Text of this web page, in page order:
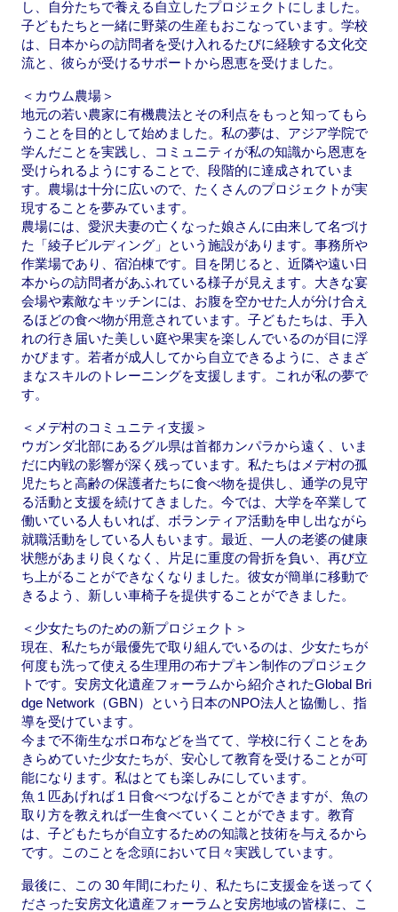
し、自分たちで養える自立したプロジェクトにしました。
子どもたちと一緒に野菜の生産もおこなっています。学校
は、日本からの訪問者を受け入れるたびに経験する文化交
流と、彼らが受けるサポートから恩恵を受けました。
＜カウム農場＞
地元の若い農家に有機農法とその利点をもっと知ってもら
うことを目的として始めました。私の夢は、アジア学院で
学んだことを実践し、コミュニティが私の知識から恩恵を
受けられるようにすることで、段階的に達成されていま
す。農場は十分に広いので、たくさんのプロジェクトが実
現することを夢みています。
農場には、愛沢夫妻の亡くなった娘さんに由来して名づけ
た「綾子ビルディング」という施設があります。事務所や
作業場であり、宿泊棟です。目を閉じると、近隣や遠い日
本からの訪問者があふれている様子が見えます。大きな宴
会場や素敵なキッチンには、お腹を空かせた人が分け合え
るほどの食べ物が用意されています。子どもたちは、手入
れの行き届いた美しい庭や果実を楽しんでいるのが目に浮
かびます。若者が成人してから自立できるように、さまざ
まなスキルのトレーニングを支援します。これが私の夢で
す。
＜メデ村のコミュニティ支援＞
ウガンダ北部にあるグル県は首都カンパラから遠く、いま
だに内戦の影響が深く残っています。私たちはメデ村の孤
児たちと高齢の保護者たちに食べ物を提供し、通学の見守
る活動と支援を続けてきました。今では、大学を卒業して
働いている人もいれば、ボランティア活動を申し出ながら
就職活動をしている人もいます。最近、一人の老婆の健康
状態があまり良くなく、片足に重度の骨折を負い、再び立
ち上がることができなくなりました。彼女が簡単に移動で
きるよう、新しい車椅子を提供することができました。
＜少女たちのための新プロジェクト＞
現在、私たちが最優先で取り組んでいるのは、少女たちが
何度も洗って使える生理用の布ナプキン制作のプロジェク
トです。安房文化遺産フォーラムから紹介されたGlobal Bri
dge Network（GBN）という日本のNPO法人と協働し、指
導を受けています。
今まで不衛生なボロ布などを当てて、学校に行くことをあ
きらめていた少女たちが、安心して教育を受けることが可
能になります。私はとても楽しみにしています。
魚１匹あげれば１日食べつなげることができますが、魚の
取り方を教えれば一生食べていくことができます。教育
は、子どもたちが自立するための知識と技術を与えるから
です。このことを念頭において日々実践しています。
最後に、この 30 年間にわたり、私たちに支援金を送ってく
ださった安房文化遺産フォーラムと安房地域の皆様に、こ